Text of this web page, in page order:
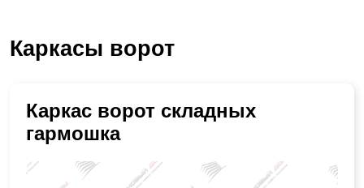
Каркасы ворот
Каркас ворот складных
гармошка